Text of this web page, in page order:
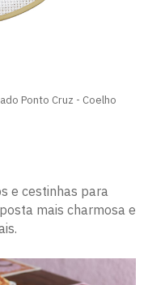
Ponto Cruz - Coelho
e cestinhas para
mais charmosa e